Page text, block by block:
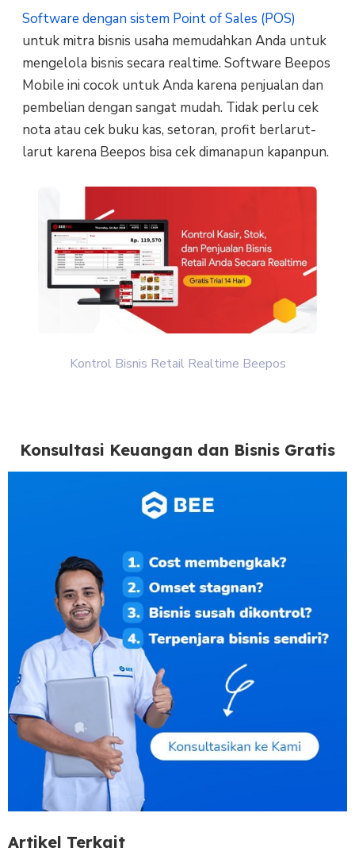
Software dengan sistem Point of Sales (POS)
untuk mitra bisnis usaha memudahkan Anda untuk
mengelola bisnis secara realtime. Software Beepos
Mobile ini cocok untuk Anda karena penjualan dan
pembelian dengan sangat mudah. Tidak perlu cek
nota atau cek buku kas, setoran, profit berlarut-
larut karena Beepos bisa cek dimanapun kapanpun.
Kontrol Bisnis Retail Realtime Beepos
Konsultasi Keuangan dan Bisnis Gratis
Artikel Terkait